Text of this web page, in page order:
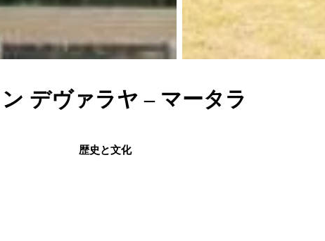
デヴァラヤ – マータラ
歴史と文化